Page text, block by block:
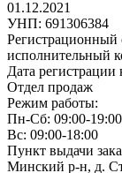
01.12.2021
УНП: 691306384
исполнительный
Дата
Отдел продаж
Режим работы:
Пн-Сб: 09:00-19:00
Вс: 09:00-18:00
Пункт выдачи
Минский р-н, д.